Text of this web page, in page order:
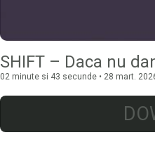
SHIFT – Daca nu
02 minute si 43 secunde • 28 mart.